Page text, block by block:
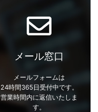
メール窓口
メールフォームは
24時間365日受付中です。
営業時間内に返信いたしま
す。